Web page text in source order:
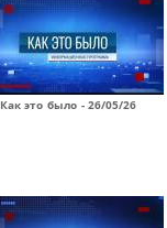
Как это было - 26/05/26